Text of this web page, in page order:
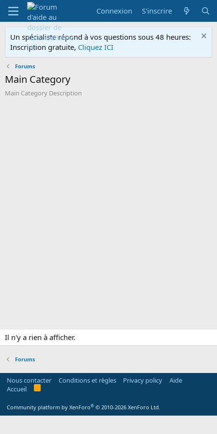
Connexion S'inscrire
Un spécialiste répond à vos questions sous 48 heures:
Inscription gratuite, Cliquez ICI
Forums
Main Category
Main Category Description
Il n'y a rien à afficher.
Forums
Nous contacter Conditions et règles Privacy policy
Aide
Accueil
Community platform by XenForo® © 2010-2026 XenForo Ltd.